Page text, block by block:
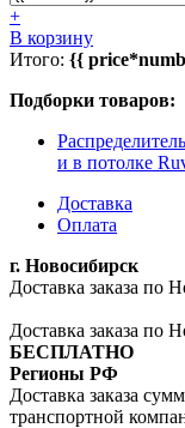
+
В корзину
Итого: {{
Подборки товаров:
и в потолке
Доставка
Оплата
г. Новосибирск
Доставка заказа по
Доставка заказа по
БЕСПЛАТНО
Регионы РФ
Доставка заказа
транспортной